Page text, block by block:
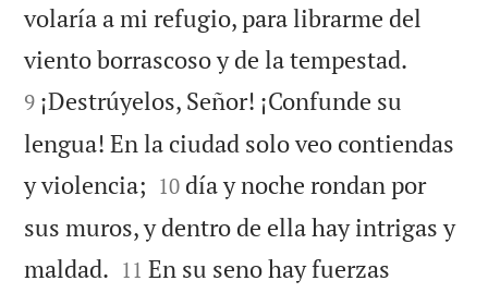
volaría a mi refugio, para librarme del
viento borrascoso y de la tempestad.
9 ¡Destrúyelos, Señor! ¡Confunde su
lengua! En la ciudad solo veo contiendas
y violencia; 

10 día y noche rondan por
sus muros, y dentro de ella hay intrigas y
maldad. 

11 En su seno hay fuerzas